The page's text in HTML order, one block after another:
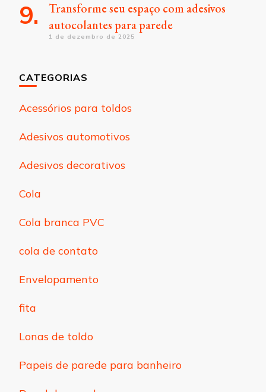
Transforme seu espaço com adesivos
autocolantes para parede
1 de dezembro de 2025
CATEGORIAS
Acessórios para toldos
Adesivos automotivos
Adesivos decorativos
Cola
Cola branca PVC
cola de contato
Envelopamento
fita
Lonas de toldo
Papeis de parede para banheiro